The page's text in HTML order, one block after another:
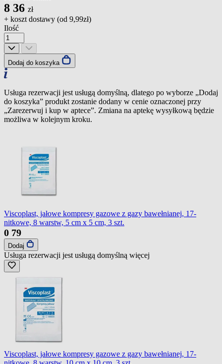
8 36 zł
+ koszt dostawy (od 9,99zł)
Ilość
Dodaj do koszyka
Usługa rezerwacji jest usługą domyślną, dlatego po wyborze „Dodaj
do koszyka” produkt zostanie dodany w cenie oznaczonej przy
„Zarezerwuj i kup w aptece”. Zmiana na aptekę wysyłkową będzie
możliwa w kolejnym kroku.
Viscoplast, jałowe kompresy gazowe z gazy bawełnianej, 17-
nitkowe, 8 warstw, 5 cm x 5 cm, 3 szt.
0 79
Dodaj
Usługa rezerwacji jest usługą domyślną więcej
Viscoplast, jałowe kompresy gazowe z gazy bawełnianej, 17-